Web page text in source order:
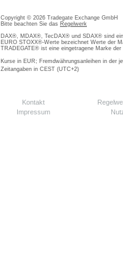
Copyright © 2026 Tradegate Exchange GmbH
Bitte beachten Sie das Regelwerk
DAX®, MDAX®, TecDAX® und SDAX® sind
EURO STOXX®-Werte bezeichnet Werte der
TRADEGATE® ist eine eingetragene Marke der
Kurse in EUR; Fremdwährungsanleihen in der
Zeitangaben in CEST (UTC+2)
Kontakt
Impressum